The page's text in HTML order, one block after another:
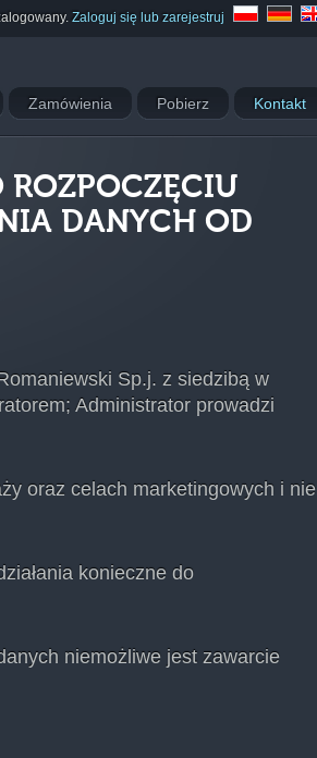
Zaloguj się lub zarejestruj
Zamówienia Pobierz Kontakt
DANYCH OD
Sp.j. z siedzibą w
Administrator prowadzi
oraz celach marketingowych i nie
konieczne do
niemożliwe jest zawarcie